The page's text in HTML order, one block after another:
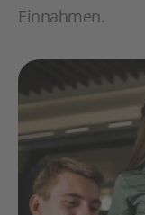
Einnahmen.